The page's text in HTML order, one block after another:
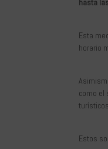
hasta
Esta
horario
como el
Estos